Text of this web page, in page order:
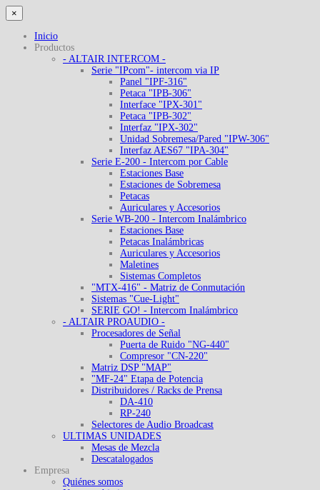
×
Inicio
Productos
- ALTAIR INTERCOM -
Serie "IPcom"- intercom via IP
Panel "IPF-316"
Petaca "IPB-306"
Interface "IPX-301"
Petaca "IPB-302"
Interfaz "IPX-302"
Unidad Sobremesa/Pared "IPW-306"
Interfaz AES67 "IPA-304"
Serie E-200 - Intercom por Cable
Estaciones Base
Estaciones de Sobremesa
Petacas
Auriculares y Accesorios
Serie WB-200 - Intercom Inalámbrico
Estaciones Base
Petacas Inalámbricas
Auriculares y Accesorios
Maletines
Sistemas Completos
"MTX-416" - Matriz de Conmutación
Sistemas "Cue-Light"
SERIE GO! - Intercom Inalámbrico
- ALTAIR PROAUDIO -
Procesadores de Señal
Puerta de Ruido "NG-440"
Compresor "CN-220"
Matriz DSP "MAP"
"MF-24" Etapa de Potencia
Distribuidores / Racks de Prensa
DA-410
RP-240
Selectores de Audio Broadcast
ULTIMAS UNIDADES
Mesas de Mezcla
Descatalogados
Empresa
Quiénes somos